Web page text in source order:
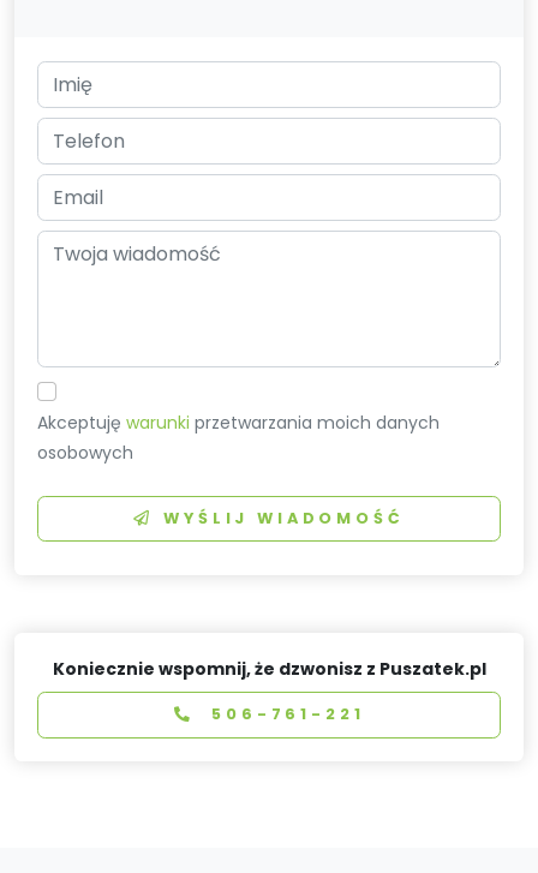
Akceptujęwarunki przetwarzania moich danych
osobowych
WYŚLIJ WIADOMOŚĆ
Koniecznie wspomnij, że dzwonisz z Puszatek.pl
506-761-221